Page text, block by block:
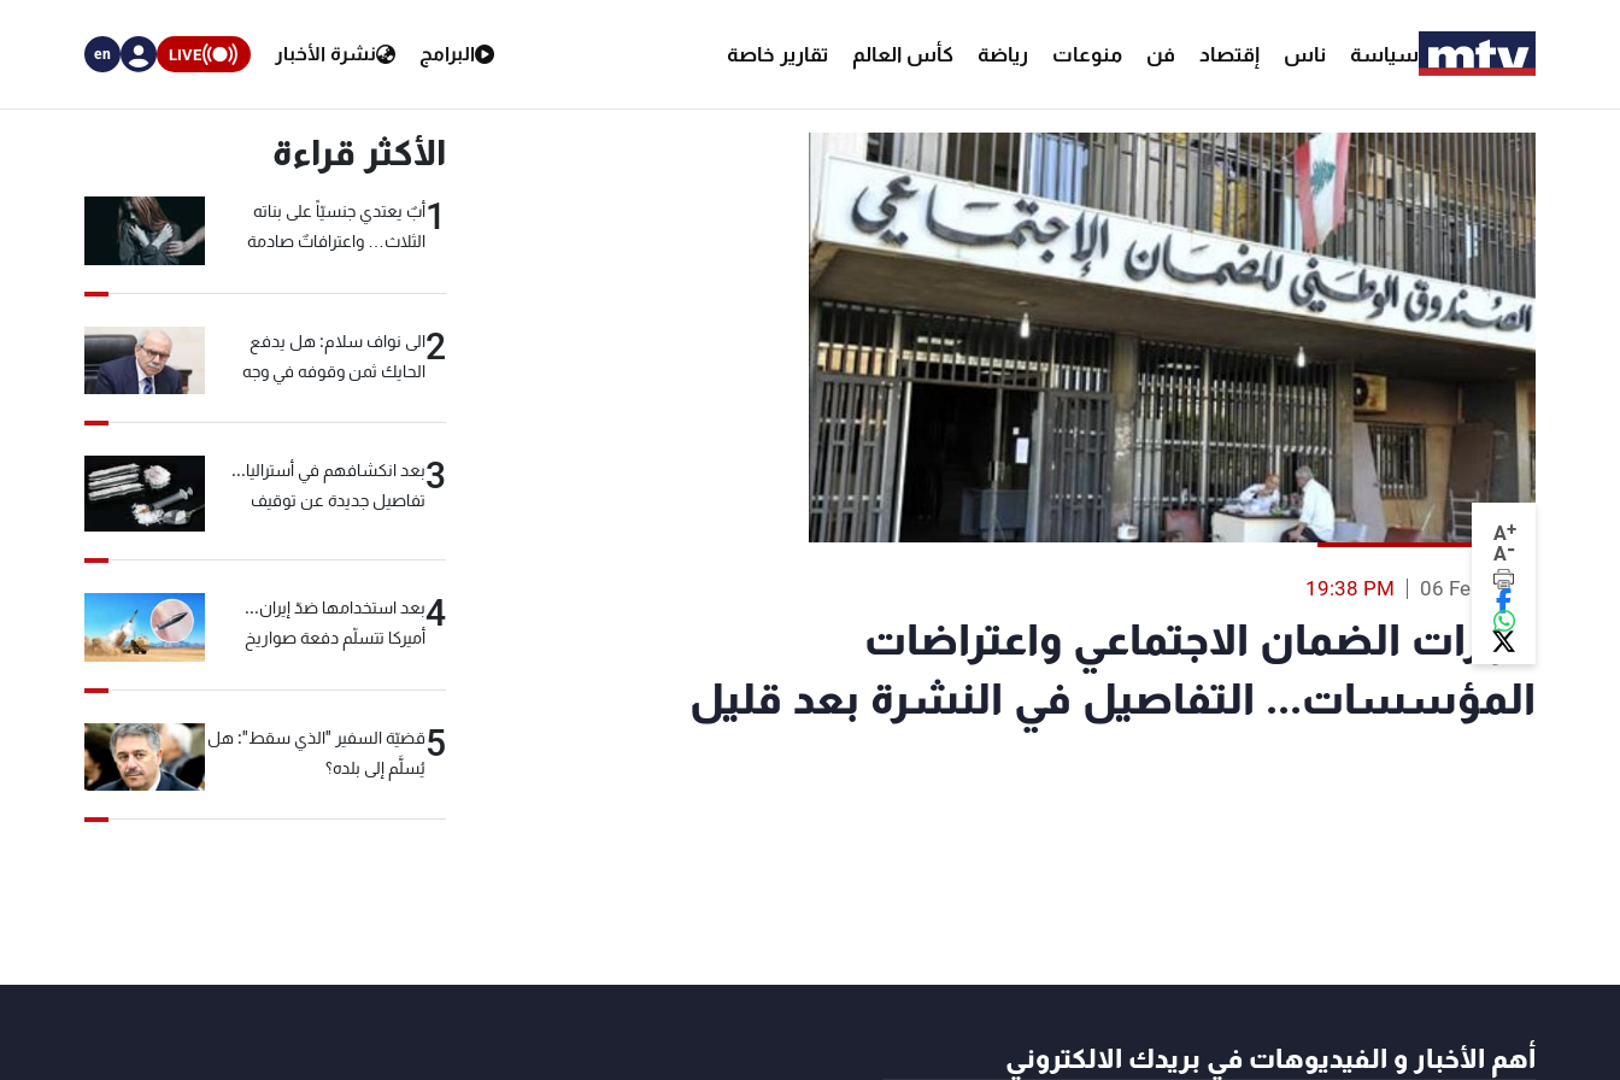
سياسة ناس إقتصاد فن منوعات رياضة كأس العالم تقارير خاصة البرامج نشرة الأخبار LIVE
en
A+
A-
06 Feb 2024
19:38 PM
قرارات الضمان الاجتماعي واعتراضات
المؤسسات... التفاصيل في النشرة بعد قليل
الأكثر قراءة
1أبٌ يعتدي جنسيّاً على بناته
الثلاث… واعترافاتٌ صادمة
2الى نواف سلام: هل يدفع
الحايك ثمن وقوفه في وجه
3بعد انكشافهم في أستراليا...
تفاصيل جديدة عن توقيف
4بعد استخدامها ضدّ إيران...
أميركا تتسلّم دفعة صواريخ
5قضيّة السفير "الذي سقط": هل
يُسلَّم إلى بلده؟
أهم الأخبار و الفيديوهات في بريدك الالكتروني